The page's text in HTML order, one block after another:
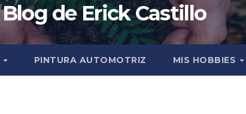
Blog de Erick Castillo
PINTURA AUTOMOTRIZ MIS HOBBIES